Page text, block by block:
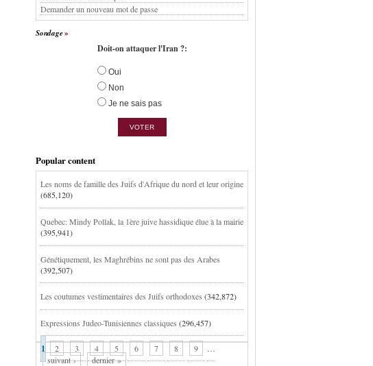
Demander un nouveau mot de passe
Sondage
Doit-on attaquer l'Iran ?:
Oui
Non
Je ne sais pas
Popular content
Les noms de famille des Juifs d'Afrique du nord et leur origine
(685,120)
Quebec: Mindy Pollak, la 1ère juive hassidique élue à la mairie
(395,941)
Génétiquement, les Maghrébins ne sont pas des Arabes
(392,507)
Les coutumes vestimentaires des Juifs orthodoxes (342,872)
Expressions Judeo-Tunisiennes classiques (296,457)
1 2 3 4 5 6 7 8 9
…
suivant ›
dernier »